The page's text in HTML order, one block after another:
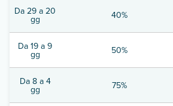
Da 29 a 20
gg 40%
Da 19 a 9
gg 50%
Da 8 a 4
gg 75%